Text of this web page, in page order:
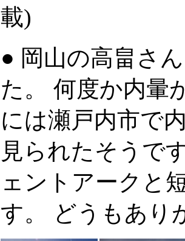
載)
● 岡山の高畠さ
た。 何度か内暈
には瀬戸内市で
見られたそうで
ェントアークと
す。 どうもあり